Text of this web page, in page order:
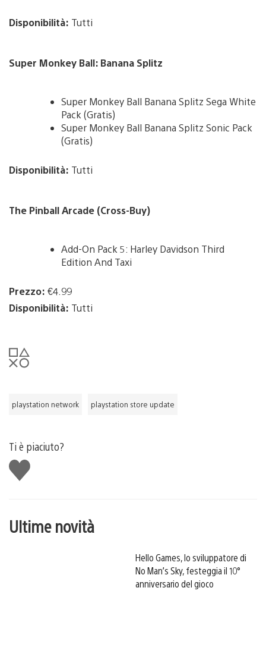
Disponibilità: Tutti
Super Monkey Ball: Banana Splitz
Super Monkey Ball Banana Splitz Sega White
Pack (Gratis)
Super Monkey Ball Banana Splitz Sonic Pack
(Gratis)
Disponibilità: Tutti
The Pinball Arcade (Cross-Buy)
Add-On Pack 5: Harley Davidson Third
Edition And Taxi
Prezzo: €4.99
Disponibilità: Tutti
playstation network playstation store update
Ti è piaciuto?
Mi
piace
Ultime novità
Hello Games, lo sviluppatore di
No Man’s Sky, festeggia il 10°
anniversario del gioco